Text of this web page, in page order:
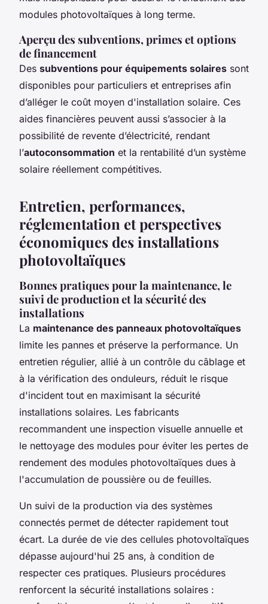
modules photovoltaïques à long terme.
Aperçu des subventions, primes et options
de financement
Des subventions pour équipements solaires sont
disponibles pour particuliers et entreprises afin
d’alléger le coût moyen d'installation solaire. Ces
aides financières peuvent aussi s’associer à la
possibilité de revente d’électricité, rendant
l’autoconsommation et la rentabilité d’un système
solaire réellement compétitives.
Entretien, performances,
réglementation et perspectives
économiques des installations
photovoltaïques
Bonnes pratiques pour la maintenance, le
suivi de production et la sécurité des
installations
La maintenance des panneaux photovoltaïques
limite les pannes et préserve la performance. Un
entretien régulier, allié à un contrôle du câblage et
à la vérification des onduleurs, réduit le risque
d'incident tout en maximisant la sécurité
installations solaires. Les fabricants
recommandent une inspection visuelle annuelle et
le nettoyage des modules pour éviter les pertes de
rendement des modules photovoltaïques dues à
l'accumulation de poussière ou de feuilles.
Un suivi de la production via des systèmes
connectés permet de détecter rapidement tout
écart. La durée de vie des cellules photovoltaïques
dépasse aujourd'hui 25 ans, à condition de
respecter ces pratiques. Plusieurs procédures
renforcent la sécurité installations solaires :